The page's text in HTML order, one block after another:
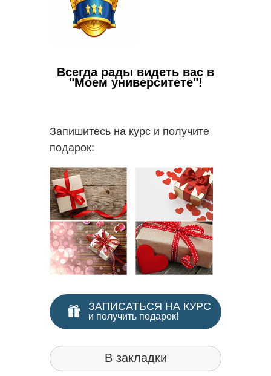
Всегда рады видеть вас в
"Моем университете"!
Запишитесь на курс и получите
подарок:
ЗАПИСАТЬСЯ НА КУРС
и получить подарок!
В закладки